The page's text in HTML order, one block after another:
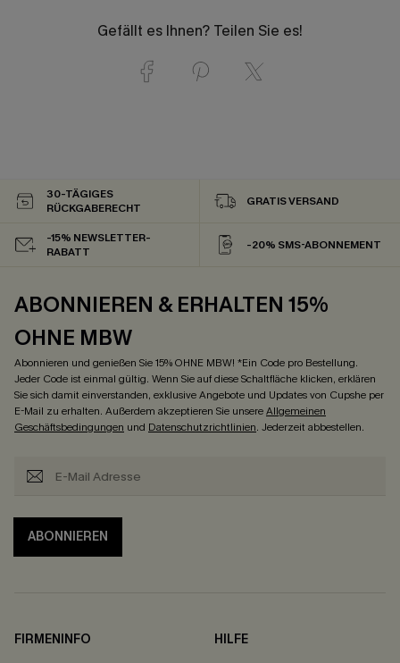
Gefällt es Ihnen? Teilen Sie es!
30-TÄGIGES
RÜCKGABERECHT
GRATIS VERSAND
-15% NEWSLETTER-
RABATT
-20% SMS-ABONNEMENT
ABONNIEREN & ERHALTEN 15%
OHNE MBW
Abonnieren und genießen Sie 15% OHNE MBW! *Ein Code pro Bestellung.
Jeder Code ist einmal gültig. Wenn Sie auf diese Schaltfläche klicken, erklären
Sie sich damit einverstanden, exklusive Angebote und Updates von Cupshe per
E-Mail zu erhalten. Außerdem akzeptieren Sie unsereAllgemeinen
Geschäftsbedingungen und Datenschutzrichtlinien. Jederzeit abbestellen.
ABONNIEREN
FIRMENINFO
HILFE